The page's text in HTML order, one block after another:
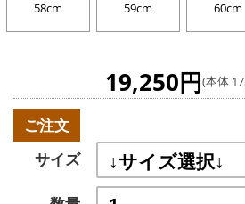
58cm 59cm 60cm
19,250円(本体
ご注文
サイズ